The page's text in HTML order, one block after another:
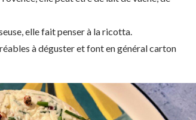
elle fait penser à la ricotta.
à déguster et font en général carton